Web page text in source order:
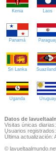
Kenia Laos
Panamá
Sri Lanka
Uganda Uruguay
Datos de
Visitas únicas
Usuarios
Última actualización:
©